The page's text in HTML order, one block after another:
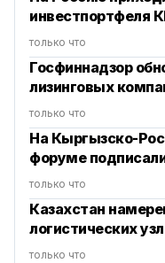
инвестпортфеля
только что
Госфиннадзор
лизинговых
только что
На Кыргызско-
форуме
только что
Казахстан
логистических
только что